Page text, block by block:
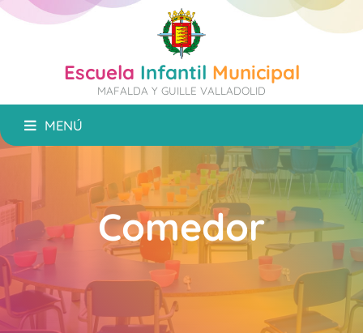
Escuela Infantil Municipal
MAFALDA Y GUILLE VALLADOLID
MENÚ
Comedor